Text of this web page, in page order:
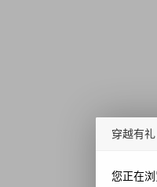
穿越有礼
您正在